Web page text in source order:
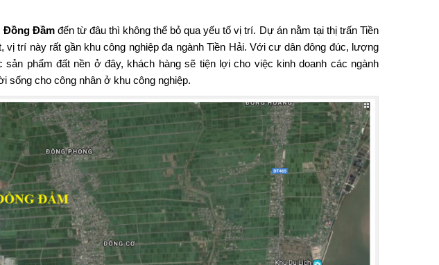
Đồng Đầmđến từ đâu thì không thể bỏ qua yếu tố vị trí. Dự án nằm tại thị trấn Tiền
vị trí này rất gần khu công nghiệp đa ngành Tiền Hải. Với cư dân đông đúc, lượng
phẩm đất nền ở đây, khách hàng sẽ tiện lợi cho việc kinh doanh các ngành
sống cho công nhân ở khu công nghiệp.